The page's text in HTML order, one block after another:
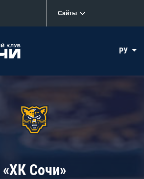
Сайты
РУ
«ХК Сочи»